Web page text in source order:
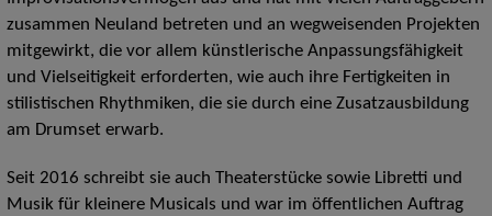
zusammen Neuland betreten und an wegweisenden Projekten
mitgewirkt, die vor allem künstlerische Anpassungsfähigkeit
und Vielseitigkeit erforderten, wie auch ihre Fertigkeiten in
stilistischen Rhythmiken, die sie durch eine Zusatzausbildung
am Drumset erwarb.
Seit 2016 schreibt sie auch Theaterstücke sowie Libretti und
Musik für kleinere Musicals und war im öffentlichen Auftrag